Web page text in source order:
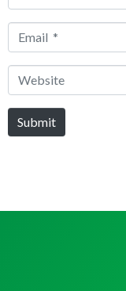
Email
Website
Submit